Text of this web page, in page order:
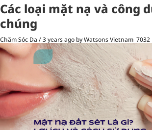
Các loại mặt nạ và công
chúng
Chăm Sóc Da /3 years ago by Watsons Vietnam 7032